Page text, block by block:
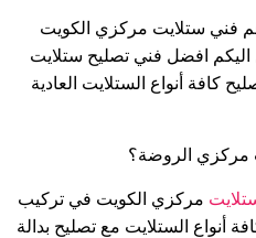
فني ستلايت مركزي الكويت
اليكم افضل فني تصليح ستلايت
كافة أنواع الستلايت العادية
مركزي الروضة؟
مركزي الكويت في تركيب
أنواع الستلايت مع تصليح بدالة